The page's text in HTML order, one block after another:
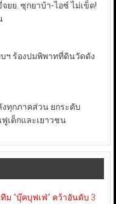
ยย. ซุกยาบ้า-ไอซ์ ไม่เข็ด!
ฯ ร้องปมพิพาทที่ดินวัดดัง
ทุกภาคส่วน ยกระดับ
เด็กและเยาวชน
“บุ๊คบุฟเฟ่” คว้าอันดับ 3